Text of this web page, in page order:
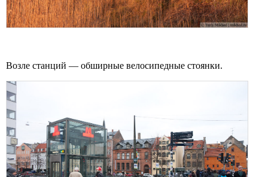
Возле станций — обширные велосипедные стоянки.